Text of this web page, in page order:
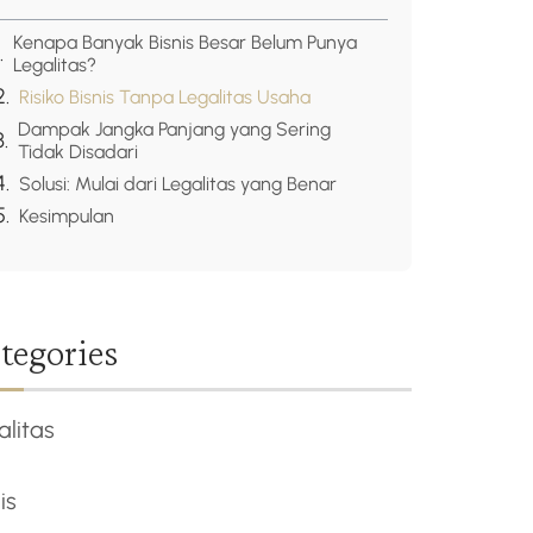
Kenapa Banyak Bisnis Besar Belum Punya
Legalitas?
Risiko Bisnis Tanpa Legalitas Usaha
Dampak Jangka Panjang yang Sering
Tidak Disadari
Solusi: Mulai dari Legalitas yang Benar
Kesimpulan